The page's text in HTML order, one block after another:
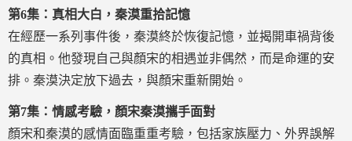
第6集：真相大白，秦漠重拾記憶
在經歷一系列事件後，秦漠終於恢復記憶，並揭開車禍背後
的真相。他發現自己與顏宋的相遇並非偶然，而是命運的安
排。秦漠決定放下過去，與顏宋重新開始。
第7集：情感考驗，顏宋秦漠攜手面對
顏宋和秦漠的感情面臨重重考驗，包括家族壓力、外界誤解